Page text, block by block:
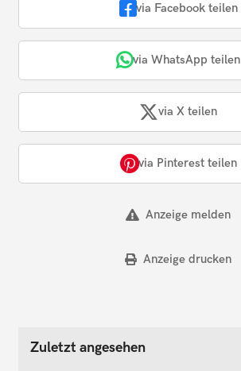
via Facebook teilen
via WhatsApp teilen
via X teilen
via Pinterest teilen
Anzeige melden
Anzeige drucken
Zuletzt angesehen